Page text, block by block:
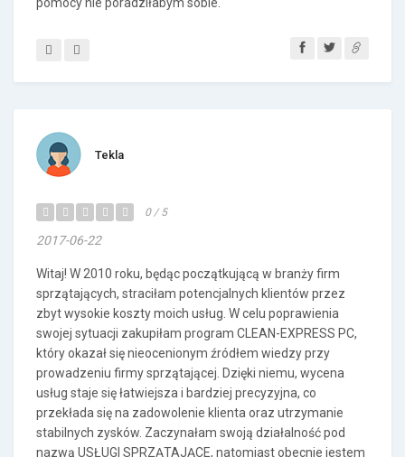
Tekla
0 / 5
2017-06-22
Witaj! W 2010 roku, będąc początkującą w branży firm
sprzątających, straciłam potencjalnych klientów przez
zbyt wysokie koszty moich usług. W celu poprawienia
swojej sytuacji zakupiłam program CLEAN-EXPRESS PC,
który okazał się nieocenionym źródłem wiedzy przy
prowadzeniu firmy sprzątającej. Dzięki niemu, wycena
usług staje się łatwiejsza i bardziej precyzyjna, co
przekłada się na zadowolenie klienta oraz utrzymanie
stabilnych zysków. Zaczynałam swoją działalność pod
nazwą USŁUGI SPRZĄTAJĄCE, natomiast obecnie jestem